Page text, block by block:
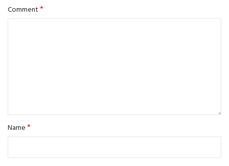
Comment*
Name*